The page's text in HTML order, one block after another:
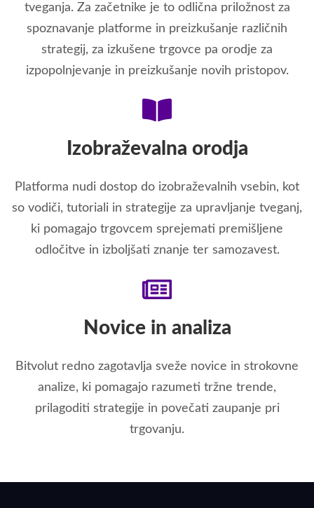
tveganja. Za začetnike je to odlična priložnost za
spoznavanje platforme in preizkušanje različnih
strategij, za izkušene trgovce pa orodje za
izpopolnjevanje in preizkušanje novih pristopov.
Izobraževalna orodja
Platforma nudi dostop do izobraževalnih vsebin, kot
so vodiči, tutoriali in strategije za upravljanje tveganj,
ki pomagajo trgovcem sprejemati premišljene
odločitve in izboljšati znanje ter samozavest.
Novice in analiza
Bitvolut redno zagotavlja sveže novice in strokovne
analize, ki pomagajo razumeti tržne trende,
prilagoditi strategije in povečati zaupanje pri
trgovanju.